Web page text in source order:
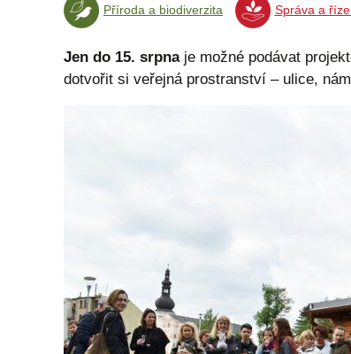
Příroda a biodiverzita Správa a
Jen do 15. srpnaje možné podávat
dotvořit si veřejná prostranství – ulice,